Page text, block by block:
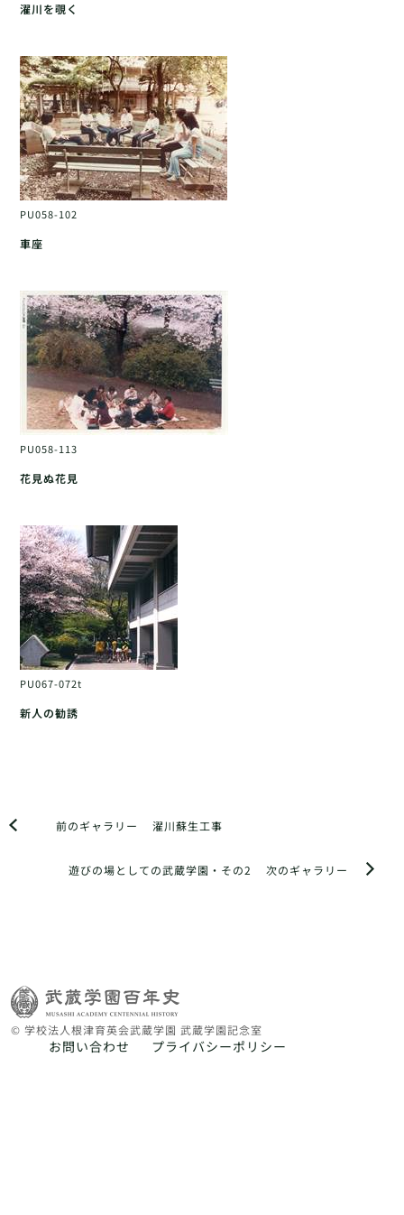
濯川を覗く
PU058-102
車座
PU058-113
花見ぬ花見
PU067-072t
新人の勧誘
前のギャラリー 濯川蘇生工事
次のギャラリー
遊びの場としての武蔵学園・その2
© 学校法人根津育英会武蔵学園 武蔵学園記念室
お問い合わせ プライバシーポリシー